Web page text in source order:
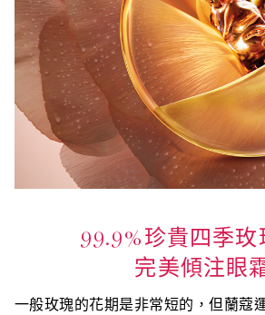
99.9%珍貴四季玫
完美傾注眼
一般玫瑰的花期是非常短的，但蘭蔻